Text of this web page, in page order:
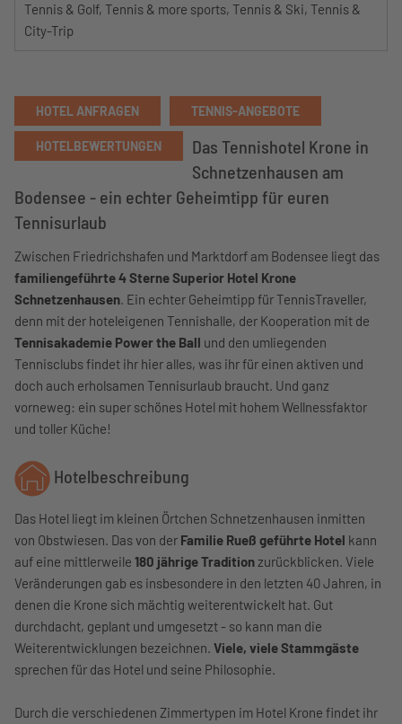
Tennis & Golf, Tennis & more sports, Tennis & Ski, Tennis &
City-Trip
HOTEL ANFRAGEN TENNIS-ANGEBOTE
HOTELBEWERTUNGEN
Das Tennishotel Krone in
Schnetzenhausen am
Bodensee - ein echter Geheimtipp für euren
Tennisurlaub
Zwischen Friedrichshafen und Marktdorf am Bodensee liegt das
familiengeführte 4 Sterne Superior Hotel Krone
Schnetzenhausen. Ein echter Geheimtipp für TennisTraveller,
denn mit der hoteleigenen Tennishalle, der Kooperation mit de
Tennisakademie Power the Ball und den umliegenden
Tennisclubs findet ihr hier alles, was ihr für einen aktiven und
doch auch erholsamen Tennisurlaub braucht. Und ganz
vorneweg: ein super schönes Hotel mit hohem Wellnessfaktor
und toller Küche!
Hotelbeschreibung
Das Hotel liegt im kleinen Örtchen Schnetzenhausen inmitten
von Obstwiesen. Das von der Familie Rueß geführte Hotel kann
auf eine mittlerweile 180 jährige Traditionzurückblicken. Viele
Veränderungen gab es insbesondere in den letzten 40 Jahren, in
denen die Krone sich mächtig weiterentwickelt hat. Gut
durchdacht, geplant und umgesetzt - so kann man die
Weiterentwicklungen bezeichnen. Viele, viele Stammgäste
sprechen für das Hotel und seine Philosophie.
Durch die verschiedenen Zimmertypen im Hotel Krone findet ihr